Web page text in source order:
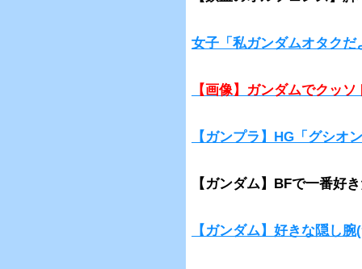
女子「私ガンダムオタク
【画像】ガンダムでクッ
【ガンプラ】HG「グシオ
【ガンダム】BFで一番好
【ガンダム】好きな隠し